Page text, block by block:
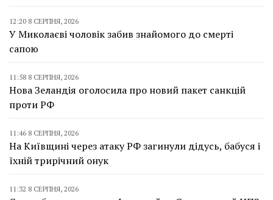
12:20 8 СЕРПНЯ, 2026
У Миколаєві чоловік забив знайомого до смерті
сапою
11:58 8 СЕРПНЯ, 2026
Нова Зеландія оголосила про новий пакет санкцій
проти РФ
11:46 8 СЕРПНЯ, 2026
На Київщині через атаку РФ загинули дідусь, бабуся і
їхній трирічний онук
11:32 8 СЕРПНЯ, 2026